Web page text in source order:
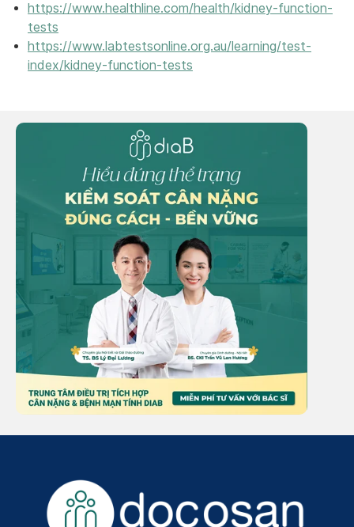
https://www.healthline.com/health/kidney-function-
tests
https://www.labtestsonline.org.au/learning/test-
index/kidney-function-tests